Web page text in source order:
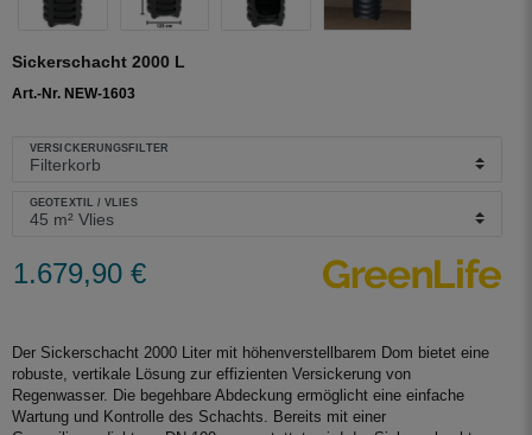
Sickerschacht 2000 L
Art.-Nr. NEW-1603
1.679,90 €
VERSICKERUNGSFILTER
GEOTEXTIL / VLIES
Der Sickerschacht 2000 Liter mit höhenverstellbarem Dom bietet eine
robuste, vertikale Lösung zur effizienten Versickerung von
Regenwasser. Die begehbare Abdeckung ermöglicht eine einfache
Wartung und Kontrolle des Schachts. Bereits mit einer